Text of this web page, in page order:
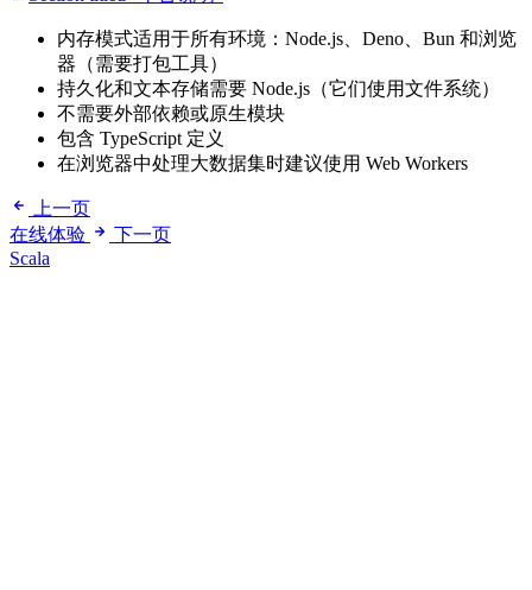
内存模式适用于所有环境：Node.js、Deno、Bun 和浏览
器（需要打包工具）
持久化和文本存储需要 Node.js（它们使用文件系统）
不需要外部依赖或原生模块
包含 TypeScript 定义
在浏览器中处理大数据集时建议使用 Web Workers
上一页
在线体验
下一页
Scala